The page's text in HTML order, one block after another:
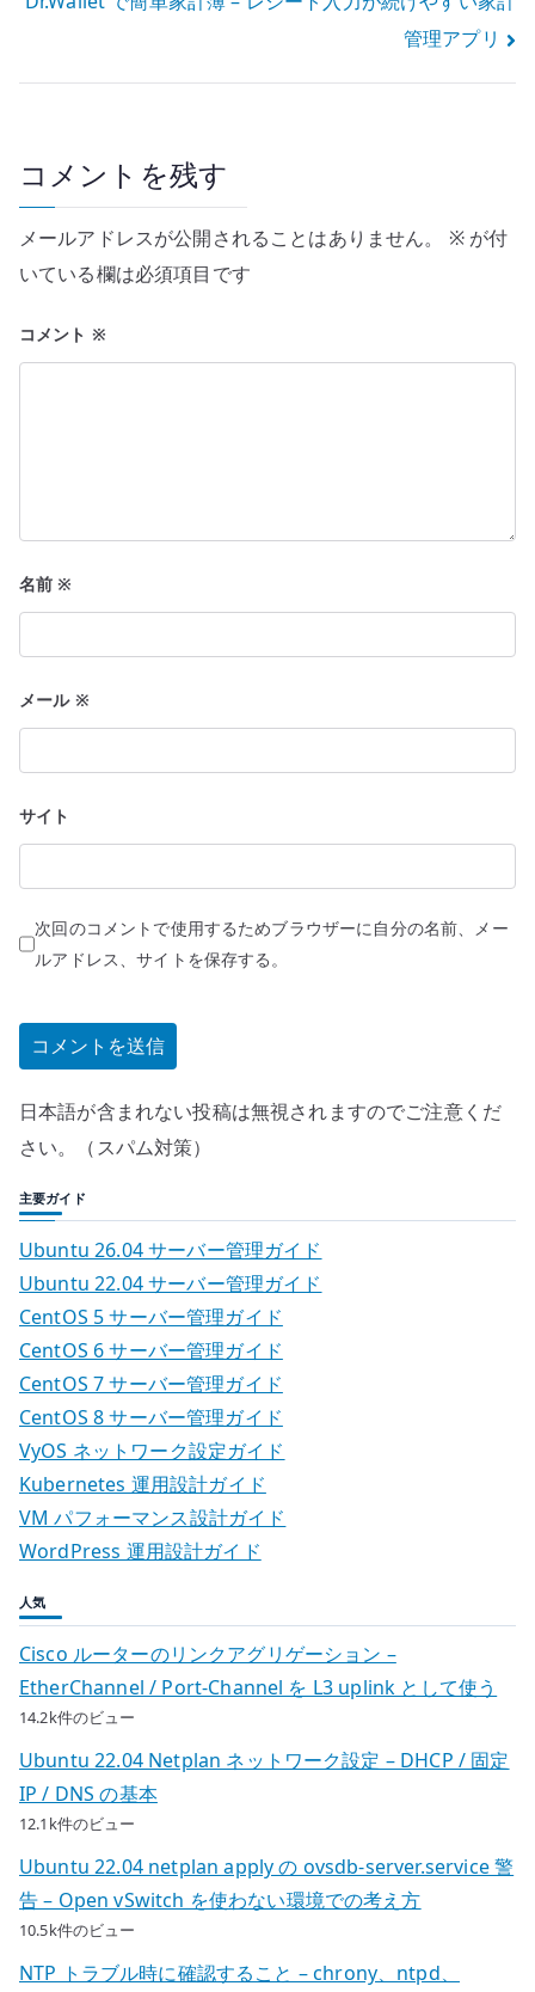
ナ
ビ
ー
シ
ョ
ン
管理アプリ
コメントを残す
メールアドレスが公開されることはありません。 ※が付
いている欄は必須項目です
コメント ※
名前※
メール ※
サイト
次回のコメントで使用するためブラウザーに自分の名前、メー
ルアドレス、サイトを保存する。
日本語が含まれない投稿は無視されますのでご注意くだ
さい。（スパム対策）
主要ガイド
Ubuntu 26.04 サーバー管理ガイド
Ubuntu 22.04 サーバー管理ガイド
CentOS 5 サーバー管理ガイド
CentOS 6 サーバー管理ガイド
CentOS 7 サーバー管理ガイド
CentOS 8 サーバー管理ガイド
VyOS ネットワーク設定ガイド
Kubernetes 運用設計ガイド
VM パフォーマンス設計ガイド
WordPress 運用設計ガイド
人気
Cisco ルーターのリンクアグリゲーション –
EtherChannel / Port-Channel を L3 uplink として使う
14.2k件のビュー
Ubuntu 22.04 Netplan ネットワーク設定 – DHCP / 固定
IP / DNS の基本
12.1k件のビュー
Ubuntu 22.04 netplan apply の ovsdb-server.service 警
告 – Open vSwitch を使わない環境での考え方
10.5k件のビュー
NTP トラブル時に確認すること – chrony、ntpd、